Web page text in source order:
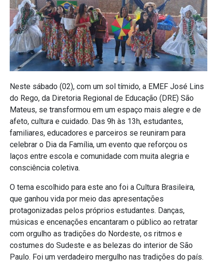
Neste sábado (02), com um sol tímido, a EMEF José Lins
do Rego, da Diretoria Regional de Educação (DRE) São
Mateus, se transformou em um espaço mais alegre e de
afeto, cultura e cuidado. Das 9h às 13h, estudantes,
familiares, educadores e parceiros se reuniram para
celebrar o Dia da Família, um evento que reforçou os
laços entre escola e comunidade com muita alegria e
consciência coletiva.
O tema escolhido para este ano foi a Cultura Brasileira,
que ganhou vida por meio das apresentações
protagonizadas pelos próprios estudantes. Danças,
músicas e encenações encantaram o público ao retratar
com orgulho as tradições do Nordeste, os ritmos e
costumes do Sudeste e as belezas do interior de São
Paulo. Foi um verdadeiro mergulho nas tradições do país.